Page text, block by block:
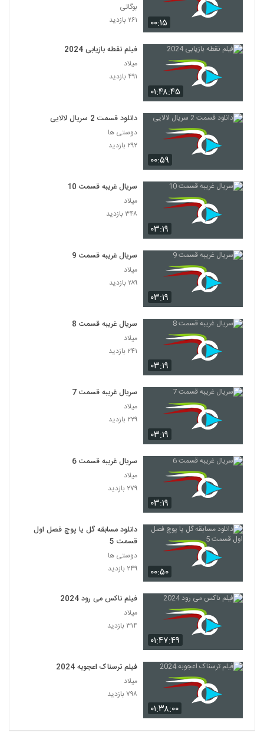
۰۰:۱۵
بوگاتی
۲۶۱ بازدید
۰۱:۴۸:۴۵
فیلم نقطه بازیابی 2024
میلاد
۴۹۱ بازدید
۰۰:۵۹
دانلود قسمت 2 سریال لالایی
دوستی ها
۲۹۲ بازدید
۰۳:۱۹
سریال غریبه قسمت 10
میلاد
۳۴۸ بازدید
۰۳:۱۹
سریال غریبه قسمت 9
میلاد
۲۸۹ بازدید
۰۳:۱۹
سریال غریبه قسمت 8
میلاد
۲۴۱ بازدید
۰۳:۱۹
سریال غریبه قسمت 7
میلاد
۲۲۹ بازدید
۰۳:۱۹
سریال غریبه قسمت 6
میلاد
۲۷۹ بازدید
۰۰:۵۰
دانلود مسابقه گل یا پوچ فصل اول
قسمت 5
دوستی ها
۲۴۹ بازدید
۰۱:۴۷:۴۹
فیلم ناکس می رود 2024
میلاد
۳۱۴ بازدید
۰۱:۳۸:۰۰
فیلم ترسناک اعجوبه 2024
میلاد
۷۹۸ بازدید